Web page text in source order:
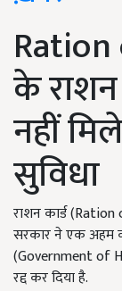
के राशन
नहीं
सुविधा
राशन कार्ड
सरकार ने एक अहम
(Government of
रद्द कर दिया है.